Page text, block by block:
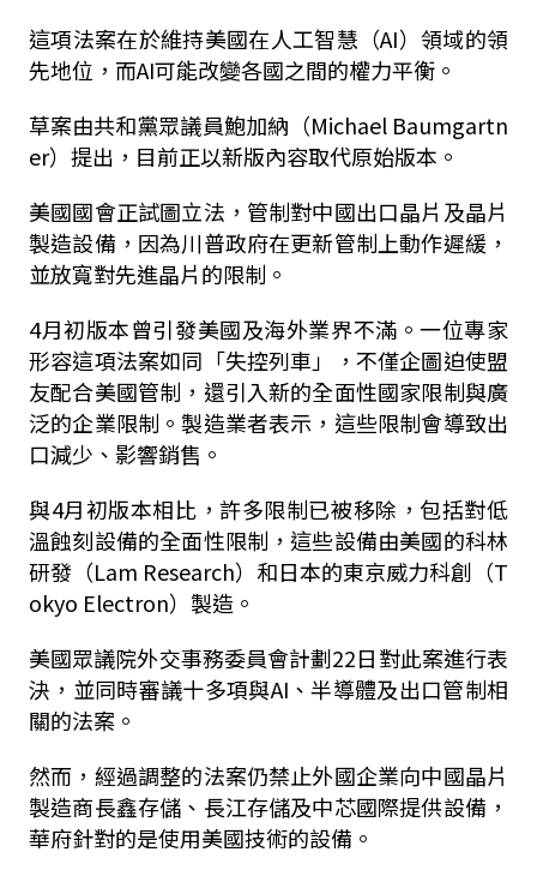
這項法案在於維持美國在人工智慧（AI）領域的領
先地位，而AI可能改變各國之間的權力平衡。
草案由共和黨眾議員鮑加納（Michael Baumgartn
er）提出，目前正以新版內容取代原始版本。
美國國會正試圖立法，管制對中國出口晶片及晶片
製造設備，因為川普政府在更新管制上動作遲緩，
並放寬對先進晶片的限制。
4月初版本曾引發美國及海外業界不滿。一位專家
形容這項法案如同「失控列車」，不僅企圖迫使盟
友配合美國管制，還引入新的全面性國家限制與廣
泛的企業限制。製造業者表示，這些限制會導致出
口減少、影響銷售。
與4月初版本相比，許多限制已被移除，包括對低
溫蝕刻設備的全面性限制，這些設備由美國的科林
研發（Lam Research）和日本的東京威力科創（T
okyo Electron）製造。
美國眾議院外交事務委員會計劃22日對此案進行表
決，並同時審議十多項與AI、半導體及出口管制相
關的法案。
然而，經過調整的法案仍禁止外國企業向中國晶片
製造商長鑫存儲、長江存儲及中芯國際提供設備，
華府針對的是使用美國技術的設備。